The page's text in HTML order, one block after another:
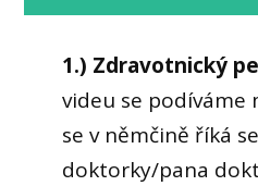
1.) Zdravotnický
videu se podíváme
se v němčině říká
doktorky/pana